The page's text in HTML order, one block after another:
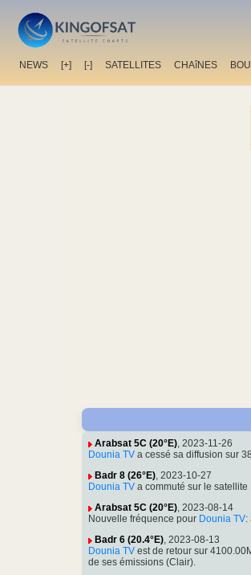
NEWS [+] [-] SATELLITES CHAîNES
Arabsat 5C (20°E), 2023-11-26
Dounia TV a cessé sa diffusion sur
Badr 8 (26°E), 2023-10-27
Dounia TV a commuté sur le
Arabsat 5C (20°E), 2023-08-14
Nouvelle fréquence pour Dounia TV:
Badr 6 (20.4°E), 2023-08-13
Dounia TV est de retour sur
de ses émissions (Clair).